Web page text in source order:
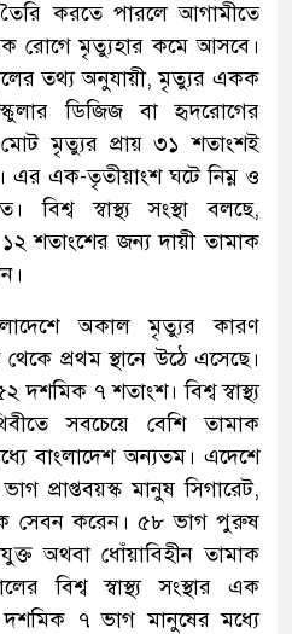
করতে পারলে আগামীতে
রোগে মৃত্যুহার কমে আসবে।
সালের তথ্য অনুযায়ী, মৃত্যুর একক
ডিজিজ বা হৃদরোগের
মোট মৃত্যুর প্রায় ৩১ শতাংশই
এক-তৃতীয়াংশ ঘটে নিম্ন ও
স্বাস্থ্য সংস্থা বলছে,
শতাংশের জন্য দায়ী তামাক
অকাল মৃত্যুর কারণ
প্রথম স্থানে উঠে এসেছে।
৭ শতাংশ। বিশ্ব স্বাস্থ্য
সবচেয়ে বেশি তামাক
বাংলাদেশ অন্যতম। এদেশে
প্রাপ্তবয়স্ক মানুষ সিগারেট,
সেবন করেন। ৫৮ ভাগ পুরুষ
অথবা ধোঁয়াবিহীন তামাক
বিশ্ব স্বাস্থ্য সংস্থার এক
৭ ভাগ মানুষের মধ্যে